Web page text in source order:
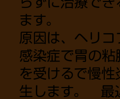
ます。
原因は、ヘリ
感染症で胃の
を受けるで慢
生します。 最